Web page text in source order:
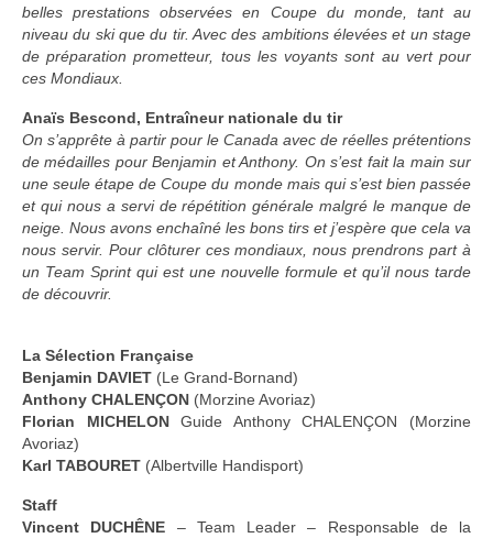
belles prestations observées en Coupe du monde, tant au
niveau du ski que du tir. Avec des ambitions élevées et un stage
de préparation prometteur, tous les voyants sont au vert pour
ces Mondiaux.
Anaïs Bescond, Entraîneur nationale du tir
On s’apprête à partir pour le Canada avec de réelles prétentions
de médailles pour Benjamin et Anthony. On s’est fait la main sur
une seule étape de Coupe du monde mais qui s’est bien passée
et qui nous a servi de répétition générale malgré le manque de
neige. Nous avons enchaîné les bons tirs et j’espère que cela va
nous servir. Pour clôturer ces mondiaux, nous prendrons part à
un Team Sprint qui est une nouvelle formule et qu’il nous tarde
de découvrir.
La Sélection Française
Benjamin DAVIET (Le Grand-Bornand)
Anthony CHALENÇON (Morzine Avoriaz)
Florian MICHELONGuide Anthony CHALENÇON (Morzine
Avoriaz)
Karl TABOURET (Albertville Handisport)
Staff
Vincent DUCHÊNE – Team Leader – Responsable de la